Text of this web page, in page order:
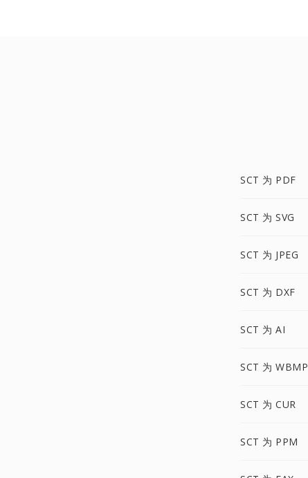
SCT 为 PDF
SCT 为 SVG
SCT 为 JPEG
SCT 为 DXF
SCT 为 AI
SCT 为 WBMP
SCT 为 CUR
SCT 为 PPM